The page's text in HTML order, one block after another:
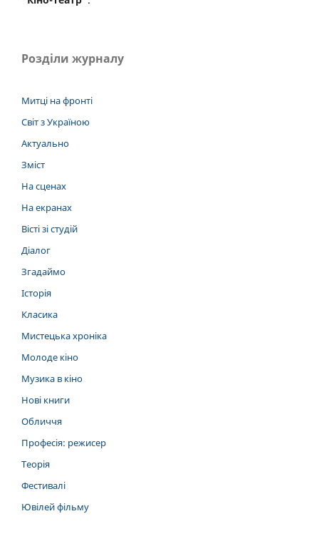
Розділи журналу
Митці на фронті
Світ з Україною
Актуально
Зміст
На сценах
На екранах
Вісті зі студій
Діалог
Згадаймо
Історія
Класика
Мистецька хроніка
Молоде кіно
Музика в кіно
Нові книги
Обличчя
Професія: режисер
Теорія
Фестивалі
Ювілей фільму